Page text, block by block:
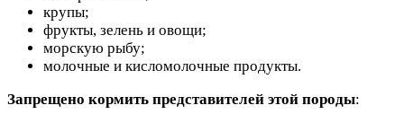
крупы;
фрукты, зелень и овощи;
морскую рыбу;
молочные и кисломолочные продукты.
Запрещено кормить представителей этой породы: